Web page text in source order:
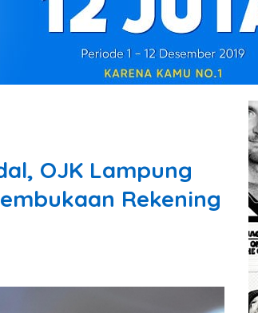
OJK Lampung
Rekening